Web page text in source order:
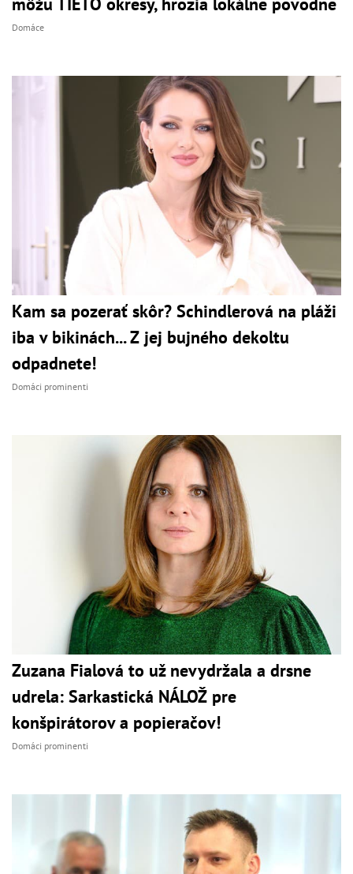
Domáce
Kam sa pozerať skôr? Schindlerová na pláži
iba v bikinách... Z jej bujného dekoltu
odpadnete!
Domáci prominenti
Zuzana Fialová to už nevydržala a drsne
udrela: Sarkastická NÁLOŽ pre
konšpirátorov a popieračov!
Domáci prominenti